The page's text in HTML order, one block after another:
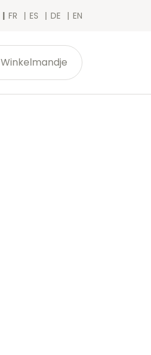
FR ES DE EN
Winkelmandje